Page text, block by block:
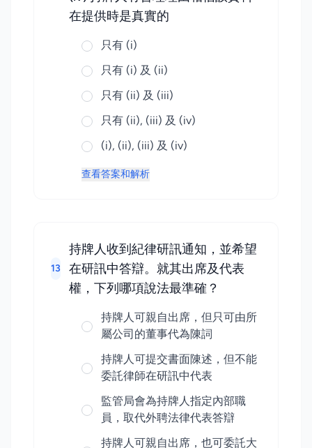
在提供時是真實的
只有 (i)
只有 (i) 及 (ii)
只有 (ii) 及 (iii)
只有 (ii), (iii) 及 (iv)
(i), (ii), (iii) 及 (iv)
查看答案和解析
13
持牌人收到紀律研訊通知，並希望
在研訊中答辯。就其出席及代表
權，下列哪項說法最準確？
持牌人可親自出席，但只可由所
屬公司的董事代為陳詞
持牌人可提交書面陳述，但不能
委託律師在研訊中代表
監管局會為持牌人指定內部職
員，取代外聘法律代表答辯
持牌人可親自出席，也可委託大